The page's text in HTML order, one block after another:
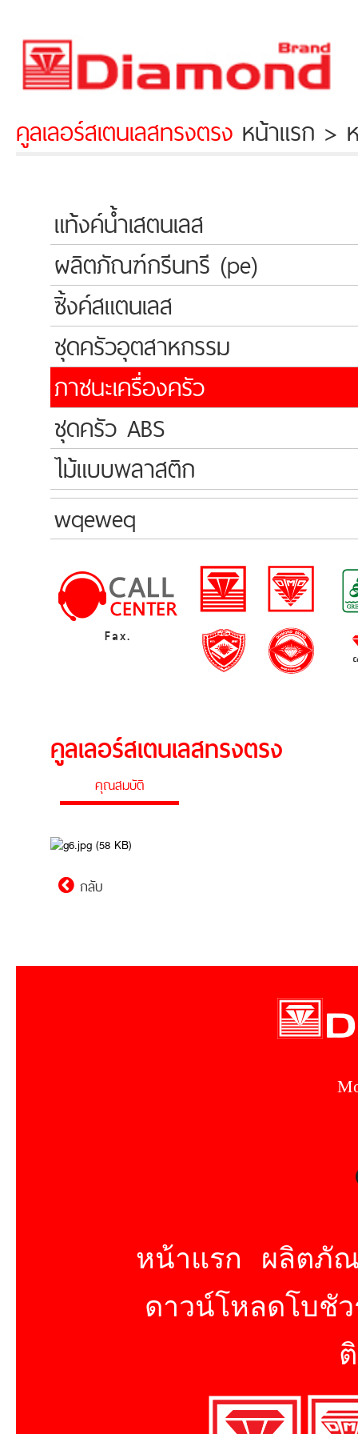
คูลเลอร์สเตนเลสทรงตรง หน้าแรก >
แท้งค์น้ำเสตนเลส
ผลิตภัณฑ์กรีนทรี (pe)
ซิ้งค์สแตนเลส
ชุดครัวอุตสาหกรรม
ภาชนะเครื่องครัว
ชุดครัว ABS
ไม้แบบพลาสติก
wqeweq
Fax.
คูลเลอร์สเตนเลสทรงตรง
คุณสมบัติ
กลับ
หน้าแรก
ผลิตภั
ดาวน์โหลดโบชั